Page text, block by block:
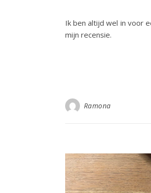
Ik ben altijd wel in voor
mijn recensie.
Ramona